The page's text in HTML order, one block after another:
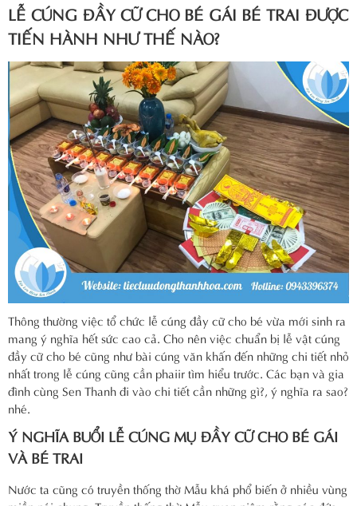
LỄ CÚNG ĐẦY CỮ CHO BÉ GÁI BÉ TRAI ĐƯỢC
TIẾN HÀNH NHƯ THẾ NÀO?
Thông thường việc tổ chức lễ cúng đầy cữ cho bé vừa mới sinh ra
mang ý nghĩa hết sức cao cả. Cho nên việc chuẩn bị lễ vật cúng
đầy cữ cho bé cũng như bài cúng văn khấn đến những chi tiết nhỏ
nhất trong lễ cúng cũng cần phaiir tìm hiểu trước. Các bạn và gia
đình cùng Sen Thanh đi vào chi tiết cần những gì?, ý nghĩa ra sao?
nhé.
Ý NGHĨA BUỔI LỄ CÚNG MỤ ĐẦY CỮ CHO BÉ GÁI
VÀ BÉ TRAI
Nước ta cũng có truyền thống thờ Mẫu khá phổ biến ở nhiều vùng